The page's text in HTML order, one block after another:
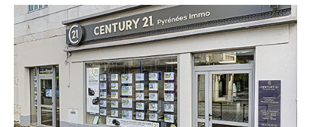
CENTURY 21 Pyrénées Immo
10 avenue François Mitterrand
ST GAUDENS - 31800
Envoyer un message